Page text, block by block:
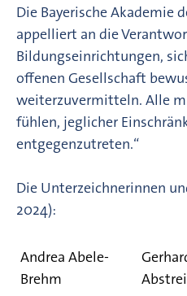
Die Bayerische Akademie
appelliert an die
Bildungseinrichtungen,
offenen Gesellschaft
weiterzuvermitteln. Alle
fühlen, jeglicher
entgegenzutreten.“
Die Unterzeichnerinnen
2024):
Andrea Abele-
Brehm